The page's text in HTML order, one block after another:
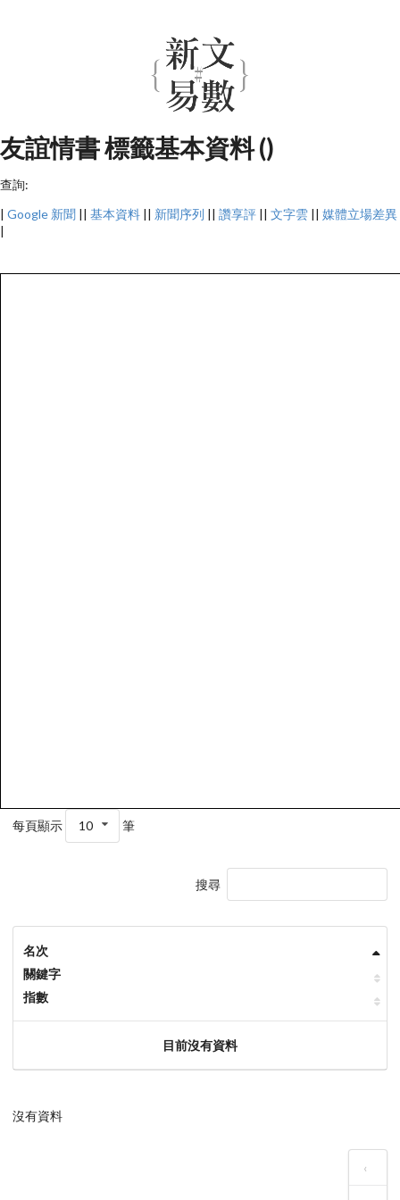
友誼情書 標籤基本資料 ()
查詢:
| Google 新聞 || 基本資料 || 新聞序列 || 讚享評 || 文字雲 || 媒體立場差異
|
每頁顯示 10 筆
搜尋
名次
關鍵字
指數
目前沒有資料
沒有資料
‹